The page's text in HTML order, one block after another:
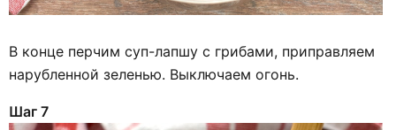
В конце перчим суп-лапшу с грибами, приправляем
нарубленной зеленью. Выключаем огонь.
Шаг 7